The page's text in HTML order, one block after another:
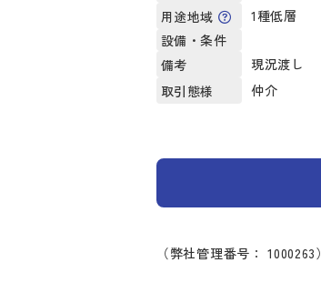
用途地域
1種低層
設備・条件
備考
現況渡し
取引態様
仲介
（弊社管理番号： 1000263）